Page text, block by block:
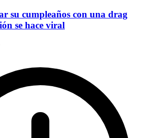
su cumpleaños con una drag
se hace viral